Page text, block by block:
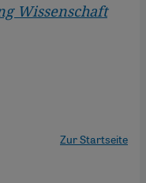
Wissenschaft
Zur Startseite